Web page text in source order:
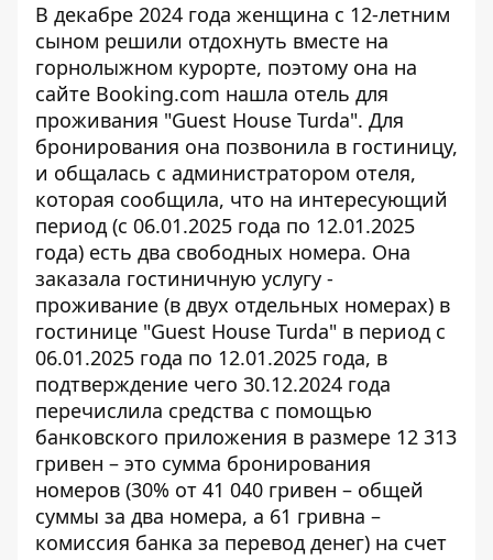
В декабре 2024 года женщина с 12-летним
сыном решили отдохнуть вместе на
горнолыжном курорте, поэтому она на
сайте Booking.com нашла отель для
проживания "Guest House Turda". Для
бронирования она позвонила в гостиницу,
и общалась с администратором отеля,
которая сообщила, что на интересующий
период (с 06.01.2025 года по 12.01.2025
года) есть два свободных номера. Она
заказала гостиничную услугу -
проживание (в двух отдельных номерах) в
гостинице "Guest House Turda" в период с
06.01.2025 года по 12.01.2025 года, в
подтверждение чего 30.12.2024 года
перечислила средства с помощью
банковского приложения в размере 12 313
гривен – это сумма бронирования
номеров (30% от 41 040 гривен – общей
суммы за два номера, а 61 гривна –
комиссия банка за перевод денег) на счет